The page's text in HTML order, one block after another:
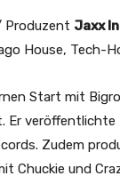
Produzent Jaxx
House, Tech-
Start mit
Er
Zudem
Chuckie und